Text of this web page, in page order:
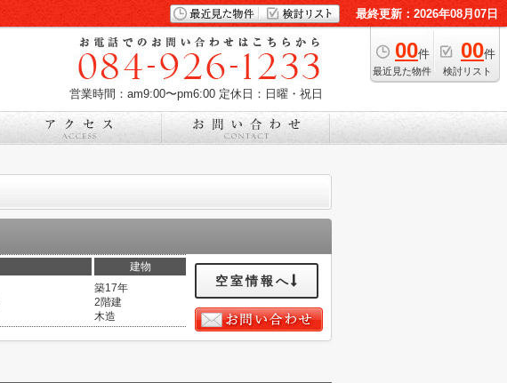
最終更新：2026年08月07日
00件
最近見た物件
00件
検討リスト
営業時間：am9:00〜pm6:00 定休日：日曜・祝日
建物
築17年
2階建
木造
空室情報へ